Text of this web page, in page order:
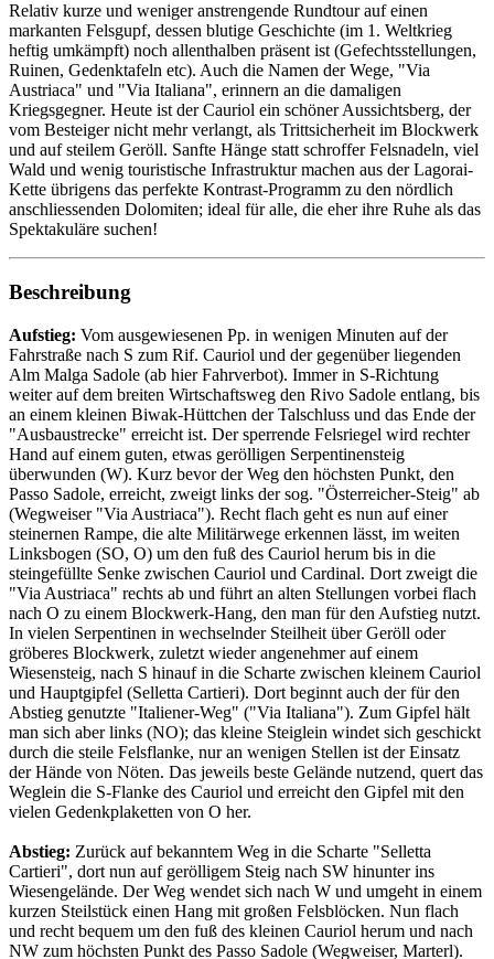
Relativ kurze und weniger anstrengende Rundtour auf einen
markanten Felsgupf, dessen blutige Geschichte (im 1. Weltkrieg
heftig umkämpft) noch allenthalben präsent ist (Gefechtsstellungen,
Ruinen, Gedenktafeln etc). Auch die Namen der Wege, "Via
Austriaca" und "Via Italiana", erinnern an die damaligen
Kriegsgegner. Heute ist der Cauriol ein schöner Aussichtsberg, der
vom Besteiger nicht mehr verlangt, als Trittsicherheit im Blockwerk
und auf steilem Geröll. Sanfte Hänge statt schroffer Felsnadeln, viel
Wald und wenig touristische Infrastruktur machen aus der Lagorai-
Kette übrigens das perfekte Kontrast-Programm zu den nördlich
anschliessenden Dolomiten; ideal für alle, die eher ihre Ruhe als das
Spektakuläre suchen!
Beschreibung
Aufstieg: Vom ausgewiesenen Pp. in wenigen Minuten auf der
Fahrstraße nach S zum Rif. Cauriol und der gegenüber liegenden
Alm Malga Sadole (ab hier Fahrverbot). Immer in S-Richtung
weiter auf dem breiten Wirtschaftsweg den Rivo Sadole entlang, bis
an einem kleinen Biwak-Hüttchen der Talschluss und das Ende der
"Ausbaustrecke" erreicht ist. Der sperrende Felsriegel wird rechter
Hand auf einem guten, etwas gerölligen Serpentinensteig
überwunden (W). Kurz bevor der Weg den höchsten Punkt, den
Passo Sadole, erreicht, zweigt links der sog. "Österreicher-Steig" ab
(Wegweiser "Via Austriaca"). Recht flach geht es nun auf einer
steinernen Rampe, die alte Militärwege erkennen lässt, im weiten
Linksbogen (SO, O) um den fuß des Cauriol herum bis in die
steingefüllte Senke zwischen Cauriol und Cardinal. Dort zweigt die
"Via Austriaca" rechts ab und führt an alten Stellungen vorbei flach
nach O zu einem Blockwerk-Hang, den man für den Aufstieg nutzt.
In vielen Serpentinen in wechselnder Steilheit über Geröll oder
gröberes Blockwerk, zuletzt wieder angenehmer auf einem
Wiesensteig, nach S hinauf in die Scharte zwischen kleinem Cauriol
und Hauptgipfel (Selletta Cartieri). Dort beginnt auch der für den
Abstieg genutzte "Italiener-Weg" ("Via Italiana"). Zum Gipfel hält
man sich aber links (NO); das kleine Steiglein windet sich geschickt
durch die steile Felsflanke, nur an wenigen Stellen ist der Einsatz
der Hände von Nöten. Das jeweils beste Gelände nutzend, quert das
Weglein die S-Flanke des Cauriol und erreicht den Gipfel mit den
vielen Gedenkplaketten von O her.
Abstieg: Zurück auf bekanntem Weg in die Scharte "Selletta
Cartieri", dort nun auf gerölligem Steig nach SW hinunter ins
Wiesengelände. Der Weg wendet sich nach W und umgeht in einem
kurzen Steilstück einen Hang mit großen Felsblöcken. Nun flach
und recht bequem um den fuß des kleinen Cauriol herum und nach
NW zum höchsten Punkt des Passo Sadole (Wegweiser, Marterl).